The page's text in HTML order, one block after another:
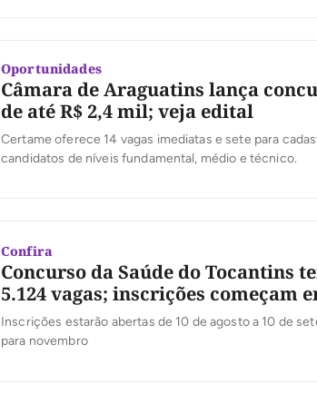
Oportunidades
Câmara de Araguatins lança
de até R$ 2,4 mil; veja edital
Certame oferece 14 vagas imediatas e sete para
candidatos de níveis fundamental, médio e técnico.
Confira
Concurso da Saúde do Tocantins
5.124 vagas; inscrições começam
Inscrições estarão abertas de 10 de agosto a 10 de
para novembro